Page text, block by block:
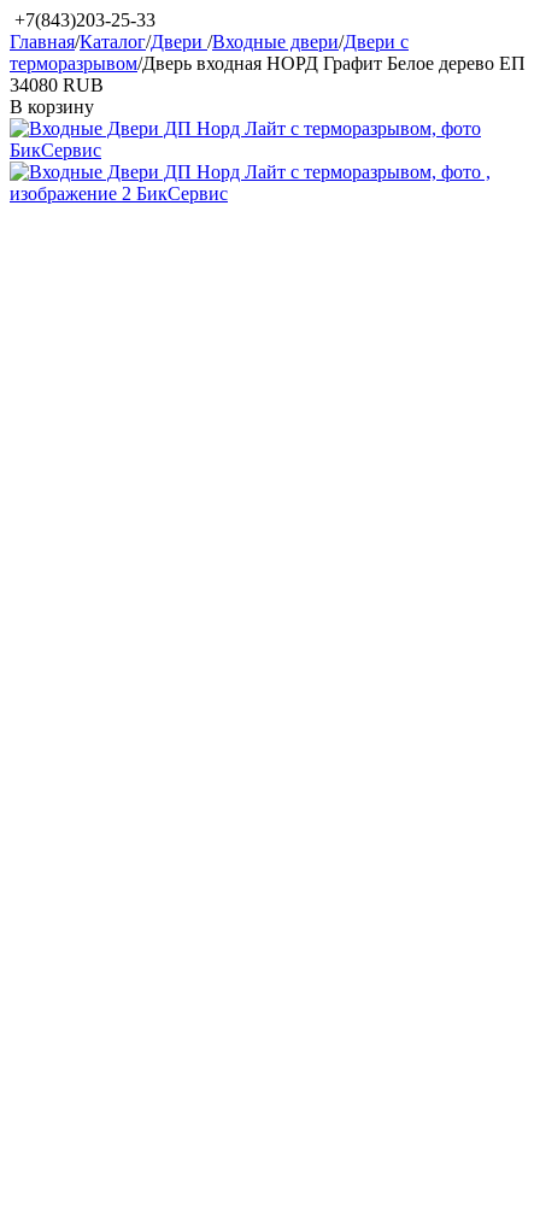
+7(843)203-25-33
Главная/Каталог/Двери /Входные двери/Двери с
терморазрывом/Дверь входная НОРД Графит Белое дерево ЕП
‍34080‍ RUB
В корзину